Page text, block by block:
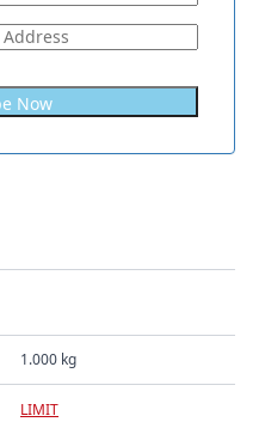
1.000 kg
LIMIT